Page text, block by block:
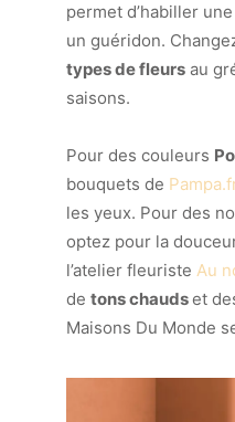
permet d’habiller
un guéridon.
types de fleurs au
saisons.
Pour des couleurs
bouquets de
les yeux. Pour des
optez pour la
l’atelier fleuriste Au
de tons chaudset
Maisons Du Monde